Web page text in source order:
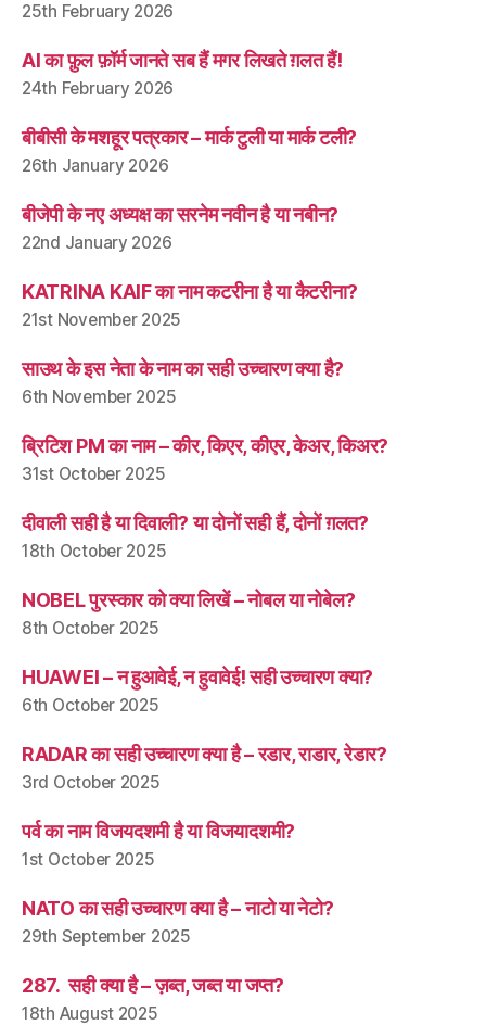
25th February 2026
AI का फ़ुल फ़ॉर्म जानते सब हैं मगर लिखते ग़लत हैं!
24th February 2026
बीबीसी के मशहूर पत्रकार – मार्क टुली या मार्क टली?
26th January 2026
बीजेपी के नए अध्यक्ष का सरनेम नवीन है या नबीन?
22nd January 2026
KATRINA KAIF का नाम कटरीना है या कैटरीना?
21st November 2025
साउथ के इस नेता के नाम का सही उच्चारण क्या है?
6th November 2025
ब्रिटिश PM का नाम – कीर, किएर, कीएर, केअर, किअर?
31st October 2025
दीवाली सही है या दिवाली? या दोनों सही हैं, दोनों ग़लत?
18th October 2025
NOBEL पुरस्कार को क्या लिखें – नोबल या नोबेल?
8th October 2025
HUAWEI – न हुआवेई, न हुवावेई! सही उच्चारण क्या?
6th October 2025
RADAR का सही उच्चारण क्या है – रडार, राडार, रेडार?
3rd October 2025
पर्व का नाम विजयदशमी है या विजयादशमी?
1st October 2025
NATO का सही उच्चारण क्या है – नाटो या नेटो?
29th September 2025
287. सही क्या है – ज़ब्त, जब्त या जप्त?
18th August 2025